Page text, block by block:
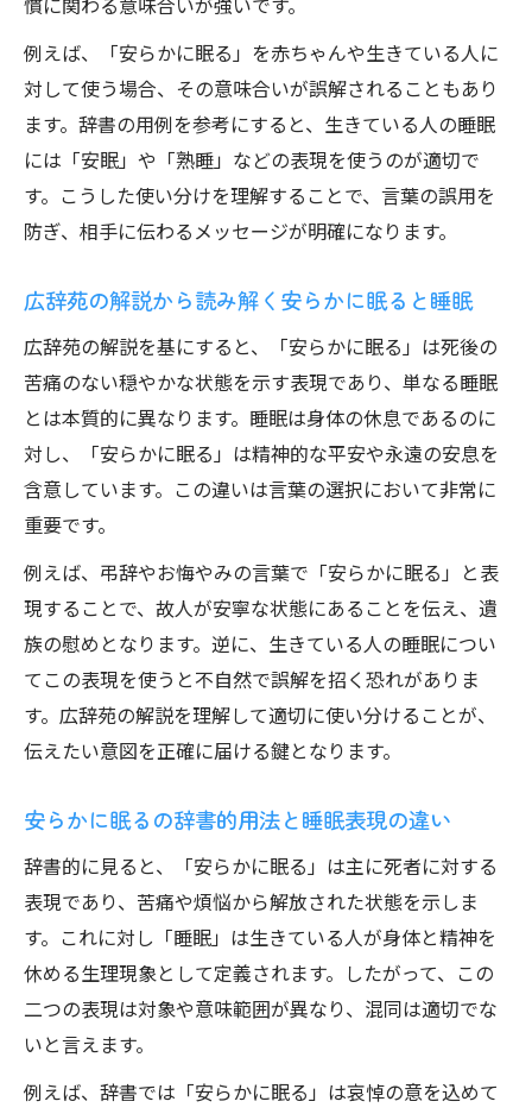
例えば、「安らかに眠る」を赤ちゃんや生きている人に
対して使う場合、その意味合いが誤解されることもあり
ます。辞書の用例を参考にすると、生きている人の睡眠
には「安眠」や「熟睡」などの表現を使うのが適切で
す。こうした使い分けを理解することで、言葉の誤用を
防ぎ、相手に伝わるメッセージが明確になります。
広辞苑の解説から読み解く安らかに眠ると睡眠
広辞苑の解説を基にすると、「安らかに眠る」は死後の
苦痛のない穏やかな状態を示す表現であり、単なる睡眠
とは本質的に異なります。睡眠は身体の休息であるのに
対し、「安らかに眠る」は精神的な平安や永遠の安息を
含意しています。この違いは言葉の選択において非常に
重要です。
例えば、弔辞やお悔やみの言葉で「安らかに眠る」と表
現することで、故人が安寧な状態にあることを伝え、遺
族の慰めとなります。逆に、生きている人の睡眠につい
てこの表現を使うと不自然で誤解を招く恐れがありま
す。広辞苑の解説を理解して適切に使い分けることが、
伝えたい意図を正確に届ける鍵となります。
安らかに眠るの辞書的用法と睡眠表現の違い
辞書的に見ると、「安らかに眠る」は主に死者に対する
表現であり、苦痛や煩悩から解放された状態を示しま
す。これに対し「睡眠」は生きている人が身体と精神を
休める生理現象として定義されます。したがって、この
二つの表現は対象や意味範囲が異なり、混同は適切でな
いと言えます。
例えば、辞書では「安らかに眠る」は哀悼の意を込めて